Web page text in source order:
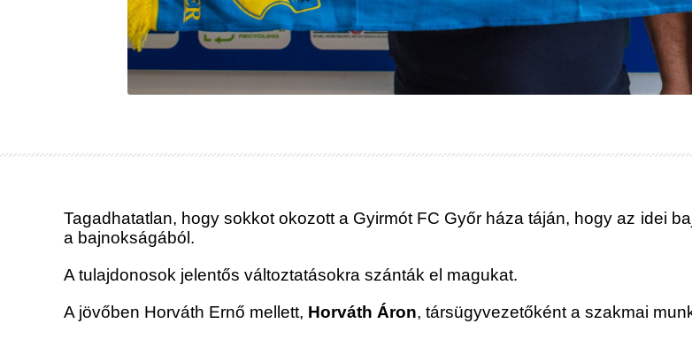
Tagadhatatlan, hogy sokkot okozott a Gyirmót FC Győr háza táján, hogy az idei
a bajnokságából.
A tulajdonosok jelentős változtatásokra szánták el magukat.
A jövőben Horváth Ernő mellett, Horváth Áron, társügyvezetőként a szakmai